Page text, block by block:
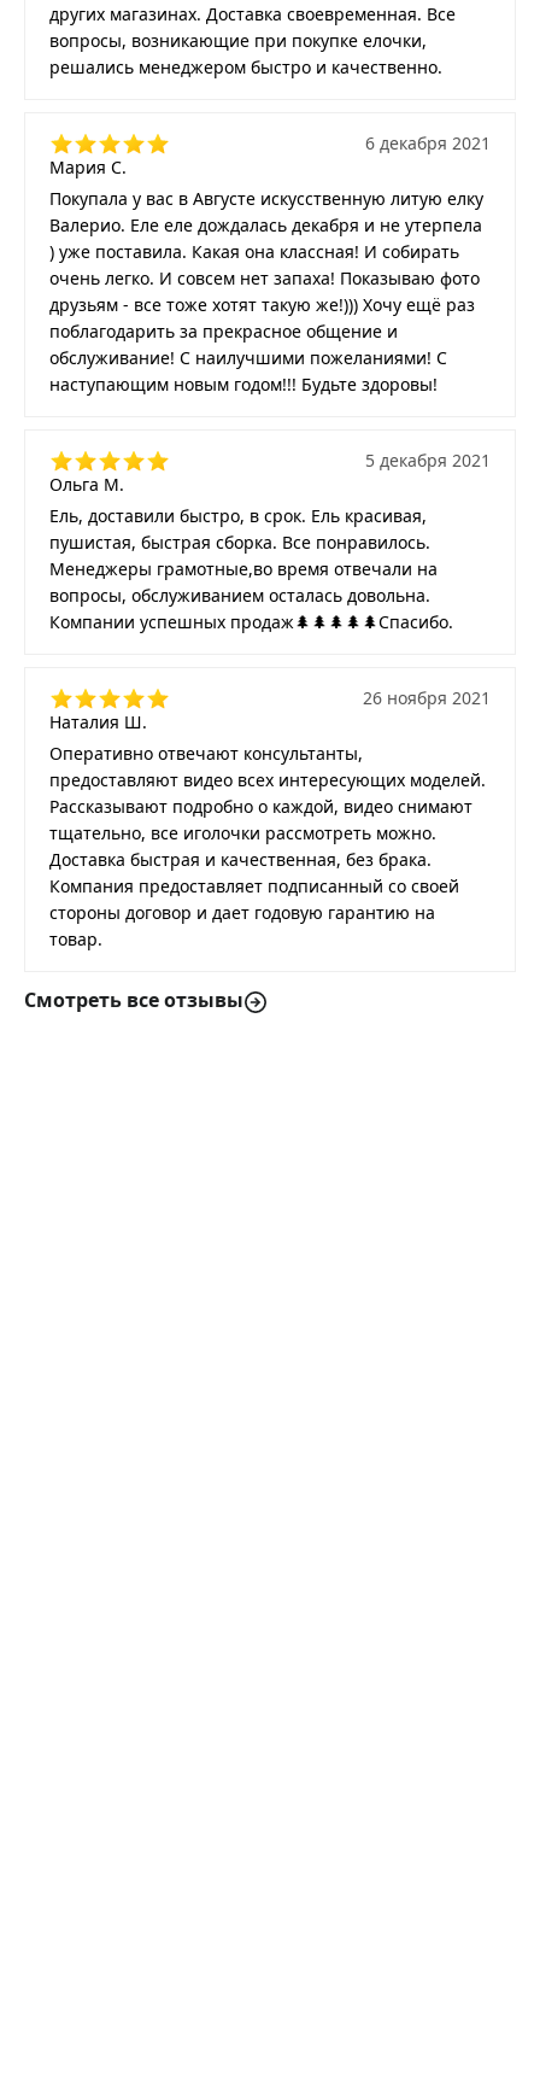
других магазинах. Доставка своевременная. Все
вопросы, возникающие при покупке елочки,
решались менеджером быстро и качественно.
Мария С.
6 декабря 2021
Покупала у вас в Августе искусственную литую елку
Валерио. Еле еле дождалась декабря и не утерпела
) уже поставила. Какая она классная! И собирать
очень легко. И совсем нет запаха! Показываю фото
друзьям - все тоже хотят такую же!))) Хочу ещё раз
поблагодарить за прекрасное общение и
обслуживание! С наилучшими пожеланиями! С
наступающим новым годом!!! Будьте здоровы!
Ольга М.
5 декабря 2021
Ель, доставили быстро, в срок. Ель красивая,
пушистая, быстрая сборка. Все понравилось.
Менеджеры грамотные,во время отвечали на
вопросы, обслуживанием осталась довольна.
Компании успешных продаж🌲🌲🌲🌲🌲Спасибо.
Наталия Ш.
26 ноября 2021
Оперативно отвечают консультанты,
предоставляют видео всех интересующих моделей.
Рассказывают подробно о каждой, видео снимают
тщательно, все иголочки рассмотреть можно.
Доставка быстрая и качественная, без брака.
Компания предоставляет подписанный со своей
стороны договор и дает годовую гарантию на
товар.
Смотреть все отзывы